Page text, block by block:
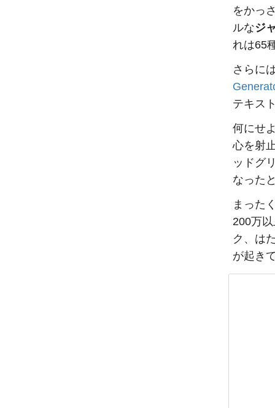
をかっ
ルなジ
れは65
さらに
テキス
何にせ
心を射
ッドグ
なった
まった
200万
ク、は
が起き